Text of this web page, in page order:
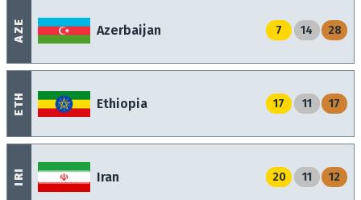
AZE Azerbaijan 7 14 28
ETH Ethiopia 17 11 17
IRI Iran 20 11 12